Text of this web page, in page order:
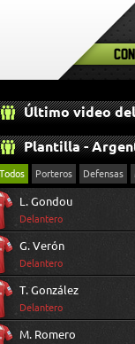
Último video
Plantilla -
Todos Porteros Defensas
L. Gondou
Delantero
G. Verón
Delantero
T. González
Delantero
M. Romero